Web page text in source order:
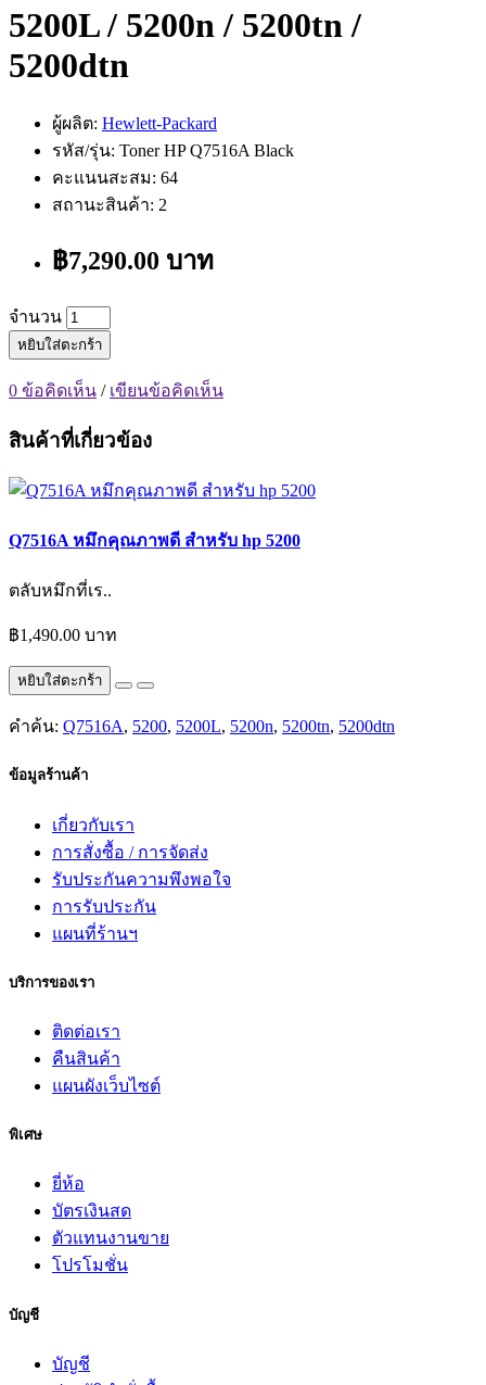
5200L / 5200n / 5200tn /
5200dtn
ผู้ผลิต: Hewlett-Packard
รหัส/รุ่น: Toner HP Q7516A Black
คะแนนสะสม: 64
สถานะสินค้า: 2
฿7,290.00 บาท
จำนวน
หยิบใส่ตะกร้า
0 ข้อคิดเห็น / เขียนข้อคิดเห็น
สินค้าที่เกี่ยวข้อง
Q7516A หมึกคุณภาพดี สำหรับ hp 5200
ตลับหมึกที่เร..
฿1,490.00 บาท
หยิบใส่ตะกร้า
คำค้น: Q7516A, 5200, 5200L, 5200n, 5200tn, 5200dtn
ข้อมูลร้านค้า
เกี่ยวกับเรา
การสั่งซื้อ / การจัดส่ง
รับประกันความพึงพอใจ
การรับประกัน
แผนที่ร้านฯ
บริการของเรา
ติดต่อเรา
คืนสินค้า
แผนผังเว็บไซต์
พิเศษ
ยี่ห้อ
บัตรเงินสด
ตัวแทนงานขาย
โปรโมชั่น
บัญชี
บัญชี